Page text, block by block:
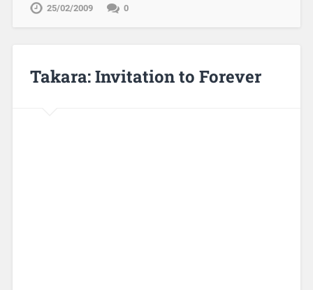
25/02/2009 0
Takara: Invitation to Forever